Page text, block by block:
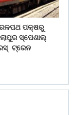
ପକ୍ଷରୁ
ସ୍ପେଶାଲ୍
ଟ୍ରେନ